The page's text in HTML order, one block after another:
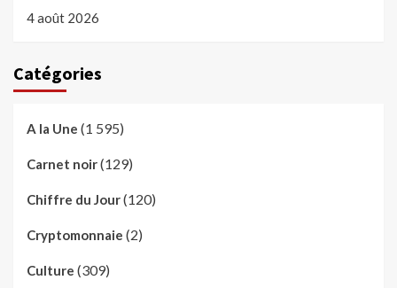
4 août 2026
Catégories
A la Une (1 595)
Carnet noir(129)
Chiffre du Jour(120)
Cryptomonnaie (2)
Culture (309)